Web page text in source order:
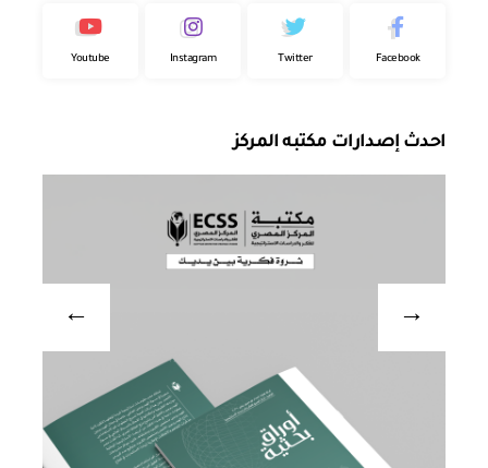
Facebook
Twitter
Instagram
Youtube
احدث إصدارات مكتبه المركز